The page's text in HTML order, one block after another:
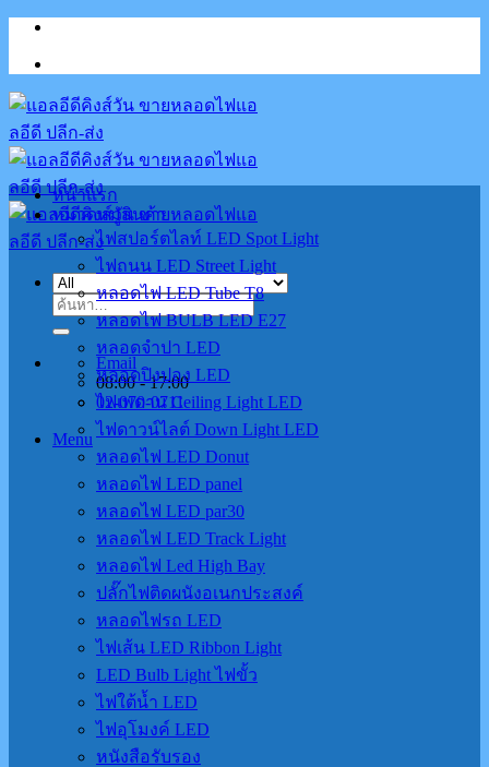
Skip
content
ค้นหา:
Email
08:00 - 17:00
02-070-0711
Menu
หน้าแรก
หมวดหมู่สินค้า
ไฟสปอร์ตไลท์ LED Spot Light
ไฟถนน LED Street Light
หลอดไฟ LED Tube T8
หลอดไฟ BULB LED E27
หลอดจำปา LED
หลอดปิงปอง LED
ไฟเพดาน Ceiling Light LED
ไฟดาวน์ไลต์ Down Light LED
หลอดไฟ LED Donut
หลอดไฟ LED panel
หลอดไฟ LED par30
หลอดไฟ LED Track Light
หลอดไฟ Led High Bay
ปลั๊กไฟติดผนังอเนกประสงค์
หลอดไฟรถ LED
ไฟเส้น LED Ribbon Light
LED Bulb Light ไฟขั้ว
ไฟใต้น้ำ LED
ไฟอุโมงค์ LED
หนังสือรับรอง